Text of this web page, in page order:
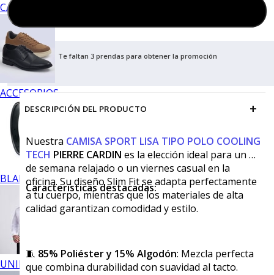
CALZADO
ACCESORIOS
BLANCOS
UNIFORMES
Te faltan 3 prendas para obtener la promoción
DESCRIPCIÓN DEL PRODUCTO +
Nuestra CAMISA SPORT LISA TIPO POLO COOLING
TECH PIERRE CARDIN es la elección ideal para un fin
de semana relajado o un viernes casual en la
oficina. Su diseño Slim Fit se adapta perfectamente
a tu cuerpo, mientras que los materiales de alta
calidad garantizan comodidad y estilo.
Características destacadas:
🧵 85% Poliéster y 15% Algodón: Mezcla perfecta
que combina durabilidad con suavidad al tacto.